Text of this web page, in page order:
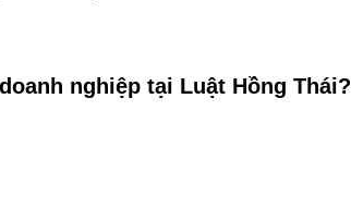
nghiệp tại Luật Hồng Thái?